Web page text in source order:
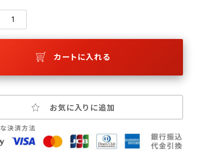
カートに入れる
お気に入りに追加